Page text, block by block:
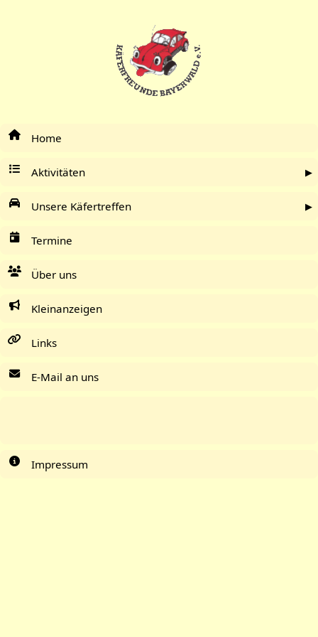
Home
Aktivitäten
Unsere Käfertreffen
Termine
Über uns
Kleinanzeigen
Links
E-Mail an uns
Impressum